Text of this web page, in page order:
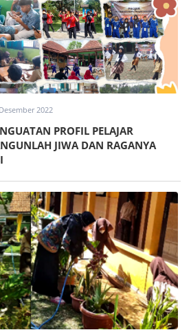
2022
PROFIL PELAJAR
JIWA DAN RAGANYA